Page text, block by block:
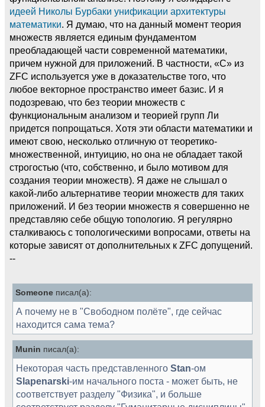
идеей Николы Бурбаки унификации архитектуры
математики. Я думаю, что на данный момент теория
множеств является единым фундаментом
преобладающей части современной математики,
причем нужной для приложений. В частности, «С» из
ZFC используется уже в доказательстве того, что
любое векторное пространство имеет базис. И я
подозреваю, что без теории множеств с
функциональным анализом и теорией групп Ли
придется попрощаться. Хотя эти области математики и
имеют свою, несколько отличную от теоретико-
множественной, интуицию, но она не обладает такой
строгостью (что, собственно, и было мотивом для
создания теории множеств). Я даже не слышал о
какой-либо альтернативе теории множеств для таких
приложений. И без теории множеств я совершенно не
представляю себе общую топологию. Я регулярно
сталкиваюсь с топологическими вопросами, ответы на
которые зависят от дополнительных к ZFC допущений.
--
Someone писал(а):
А почему не в "Свободном полёте", где сейчас
находится сама тема?
Munin писал(а):
Некоторая часть представленного Stan-ом
Slapenarski-им начального поста - может быть, не
соответствует разделу "Физика", и больше